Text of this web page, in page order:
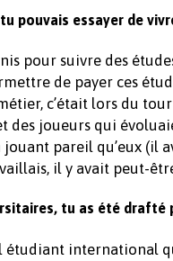
pouvais essayer de
pour suivre des
de payer ces
c’était lors du
des joueurs qui
pareil qu’eux (il
il y avait peut-
tu as été
étudiant international